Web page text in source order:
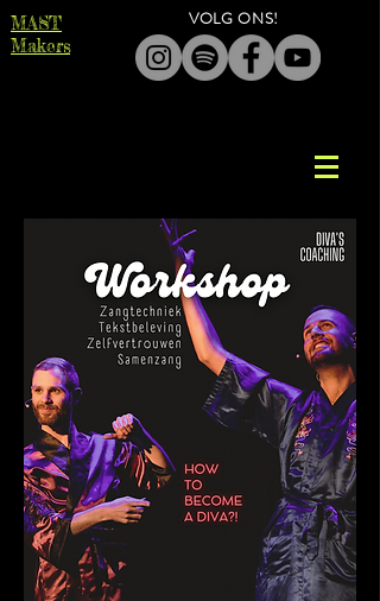
MAST
Makers
VOL​G ONS!